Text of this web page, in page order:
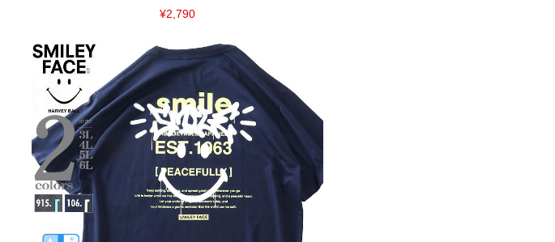
¥2,790